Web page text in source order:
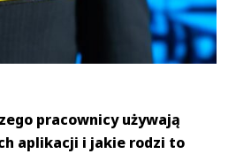
pracownicy używają
aplikacji i jakie rodzi to